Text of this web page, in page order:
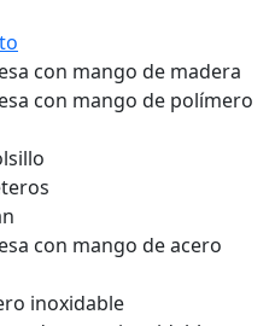
con mango de madera
con mango de polímero
con mango de acero
inoxidable